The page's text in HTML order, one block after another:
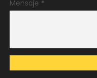
Mensaje *